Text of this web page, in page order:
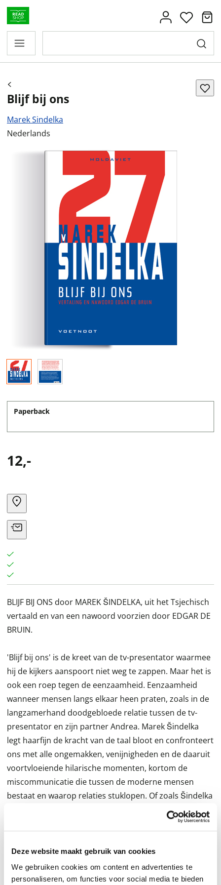
Deze website maakt gebruik van cookies
We gebruiken cookies om content en advertenties te
personaliseren, om functies voor social media te bieden
Blijf bij ons
Marek Sindelka
Nederlands
Paperback
12,-
BLIJF BIJ ONS door MAREK ŠINDELKA, uit het Tsjechisch
vertaald en van een nawoord voorzien door EDGAR DE
BRUIN.
'Blijf bij ons' is de kreet van de tv-presentator waarmee
hij de kijkers aanspoort niet weg te zappen. Maar het is
ook een roep tegen de eenzaamheid. Eenzaamheid
wanneer mensen langs elkaar heen praten, zoals in de
langzamerhand doodgebloede relatie tussen de tv-
presentator en zijn partner Andrea. Marek Šindelka
legt haarfijn de kracht van de taal bloot en confronteert
ons met alle ongemakken, venijnigheden en de daaruit
voortvloeiende hilarische momenten, kortom de
miscommunicatie die tussen de moderne mensen
bestaat en waarop relaties stuklopen. Of zoals Šindelka
zelf zegt: 'We hebben de ander nodig om onszelf te
zien. Desondanks krijgen we een vertekend beeld en
afhankelijkheid die niets goeds kan brengen.'
Voor Nederlandstalige lezers is Marek Šindelka (1984)